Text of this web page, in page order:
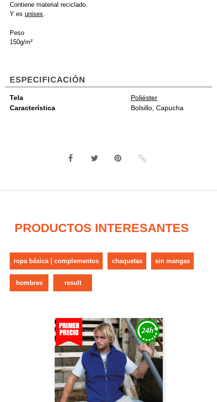
Contiene material reciclado.
Y es unisex.
Peso
150g/m²
ESPECIFICACIÓN
Tela
Poliéster
Característica
Bolsillo, Capucha
PRODUCTOS INTERESANTES
ropa básica | complementos chaquetas sin mangas
hombres result